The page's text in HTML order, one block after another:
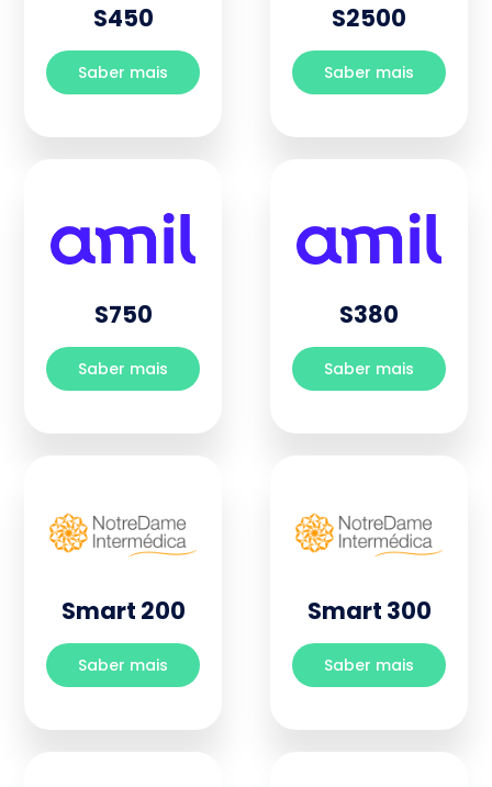
S450
Saber mais
S2500
Saber mais
S750
Saber mais
S380
Saber mais
Smart 200
Saber mais
Smart 300
Saber mais